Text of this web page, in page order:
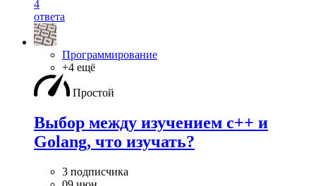
4
ответа
Программирование
+4 ещё
Простой
Выбор между изучением c++ и
Golang, что изучать?
3 подписчика